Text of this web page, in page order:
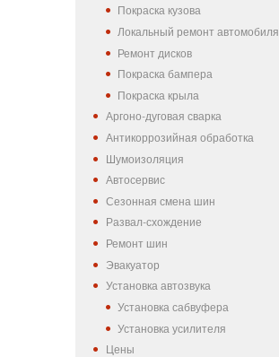
Покраска кузова
Локальный ремонт автомобиля
Ремонт дисков
Покраска бампера
Покраска крыла
Аргоно-дуговая сварка
Антикоррозийная обработка
Шумоизоляция
Автосервис
Сезонная смена шин
Развал-схождение
Ремонт шин
Эвакуатор
Установка автозвука
Установка сабвуфера
Установка усилителя
Цены